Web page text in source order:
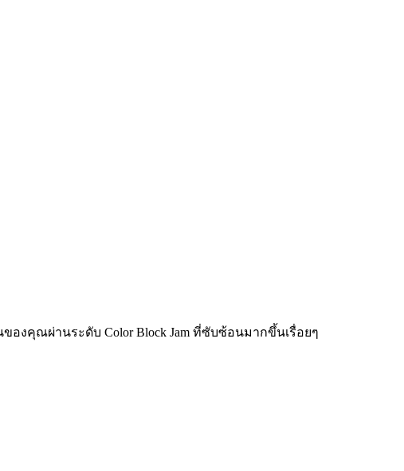
งคุณผ่านระดับ Color Block Jam ที่ซับซ้อนมากขึ้นเรื่อยๆ